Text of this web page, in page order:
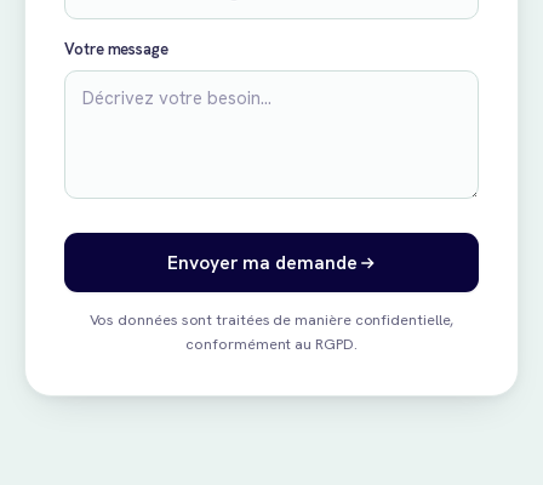
Votre message
Envoyer ma demande
Vos données sont traitées de manière confidentielle,
conformément au RGPD.